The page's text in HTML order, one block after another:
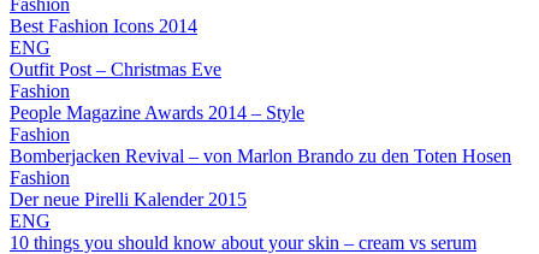
Fashion
Best Fashion Icons 2014
ENG
Outfit Post – Christmas Eve
Fashion
People Magazine Awards 2014 – Style
Fashion
Bomberjacken Revival – von Marlon Brando zu den Toten Hosen
Fashion
Der neue Pirelli Kalender 2015
ENG
10 things you should know about your skin – cream vs serum